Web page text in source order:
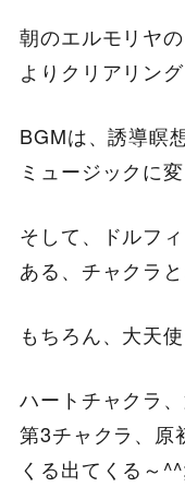
朝のエルモリヤ
よりクリアリン
BGMは、誘導瞑
ミュージックに
そして、ドルフ
ある、チャクラ
もちろん、大天
ハートチャクラ
第3チャクラ、原
くる出てくる～